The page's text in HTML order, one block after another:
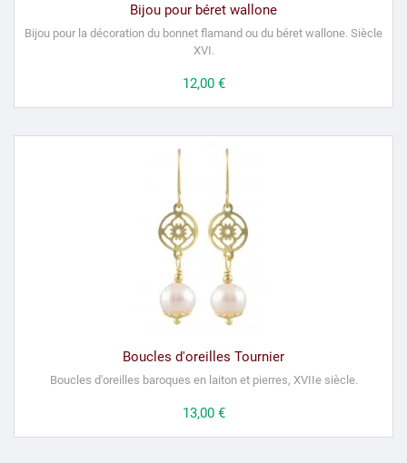
Bijou pour béret wallone
Bijou pour la décoration du bonnet flamand ou du béret wallone. Siècle
XVI.
Prix
12,00 €
Boucles d'oreilles Tournier
Boucles d'oreilles baroques en laiton et pierres, XVIIe siècle.
Prix
13,00 €